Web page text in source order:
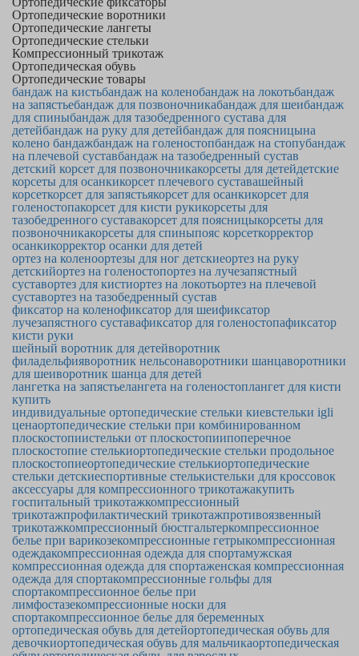
Ортопедические воротники
Ортопедические лангеты
Ортопедические стельки
Компрессионный трикотаж
Ортопедическая обувь
Ортопедические товары
бандаж на кистьбандаж на коленобандаж на локотьбандаж
на запястьебандаж для позвоночникабандаж для шеибандаж
для спиныбандаж для тазобедренного сустава для
детейбандаж на руку для детейбандаж для поясницына
колено бандажбандаж на голеностопбандаж на стопубандаж
на плечевой суставбандаж на тазобедренный сустав
детский корсет для позвоночникакорсеты для детейдетские
корсеты для осанкикорсет плечевого суставашейный
корсеткорсет для запястьякорсет для осанкикорсет для
голеностопакорсет для кисти рукикорсеты для
тазобедренного суставакорсет для поясницыкорсеты для
позвоночникакорсеты для спиныпояс корсеткорректор
осанкикорректор осанки для детей
ортез на коленоортезы для ног детскиеортез на руку
детскийортез на голеностопортез на лучезапястный
суставортез для кистиортез на локотьортез на плечевой
суставортез на тазобедренный сустав
фиксатор на коленофиксатор для шеификсатор
лучезапястного суставафиксатор для голеностопафиксатор
кисти руки
шейный воротник для детейворотник
филадельфияворотник нельсонаворотники шанцаворотники
для шеиворотник шанца для детей
лангетка на запястьелангета на голеностоплангет для кисти
купить
индивидуальные ортопедические стельки киевстельки igli
ценаортопедические стельки при комбинированном
плоскостопиистельки от плоскостопиипоперечное
плоскостопие стелькиортопедические стельки продольное
плоскостопиеортопедические стелькиортопедические
стельки детскиеспортивные стелькистельки для кроссовок
аксессуары для компрессионного трикотажакупить
госпитальный трикотажкомпрессионный
трикотажпрофилактический трикотажпротивоязвенный
трикотажкомпрессионный бюстгальтеркомпрессионное
белье при варикозекомпрессионные гетрыкомпрессионная
одеждакомпрессионная одежда для спортамужская
компрессионная одежда для спортаженская компрессионная
одежда для спортакомпрессионные гольфы для
спортакомпрессионное белье при
лимфостазекомпрессионные носки для
спортакомпрессионное белье для беременных
ортопедическая обувь для детейортопедическая обувь для
девочкиортопедическая обувь для мальчикаортопедическая